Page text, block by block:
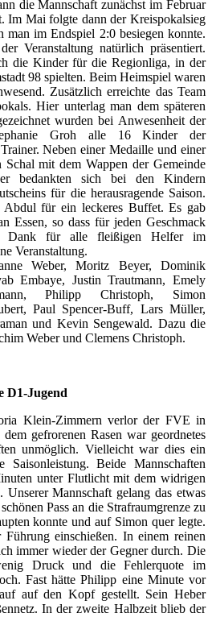
die Mannschaft zunächst im Februar
Im Mai folgte dann der Kreispokalsieg
man im Endspiel 2:0 besiegen konnte.
Veranstaltung natürlich präsentiert.
die Kinder für die Regionliga, in der
98 spielten. Beim Heimspiel waren
Zusätzlich erreichte das Team
Hier unterlag man dem späteren
wurden bei Anwesenheit der
Groh alle 16 Kinder der
Neben einer Medaille und einer
mit dem Wappen der Gemeinde
bedankten sich bei den Kindern
für die herausragende Saison.
Abdul für ein leckeres Buffet. Es gab
Essen, so dass für jeden Geschmack
Dank für alle fleißigen Helfer im
Veranstaltung.
Weber, Moritz Beyer, Dominik
Embaye, Justin Trautmann, Emely
Philipp Christoph, Simon
Paul Spencer-Buff, Lars Müller,
und Kevin Sengewald. Dazu die
Weber und Clemens Christoph.
D1-Jugend
Klein-Zimmern verlor der FVE in
gefrorenen Rasen war geordnetes
unmöglich. Vielleicht war dies ein
Saisonleistung. Beide Mannschaften
unter Flutlicht mit dem widrigen
Mannschaft gelang das etwas
Pass an die Strafraumgrenze zu
konnte und auf Simon quer legte.
einschießen. In einem reinen
immer wieder der Gegner durch. Die
Druck und die Fehlerquote im
Fast hätte Philipp eine Minute vor
auf den Kopf gestellt. Sein Heber
In der zweite Halbzeit blieb der